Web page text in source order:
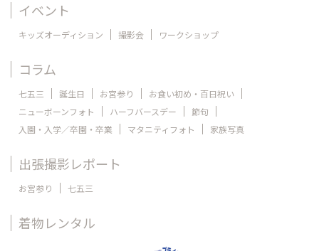
イベント
キッズオーディション 撮影会 ワークショップ
コラム
七五三 誕生日 お宮参り
お食い初め・百日祝い
ニューボーンフォト
ハーフバースデー
節句
入園・入学／卒園・卒業
マタニティフォト 家族写真
出張撮影レポート
お宮参り 七五三
着物レンタル